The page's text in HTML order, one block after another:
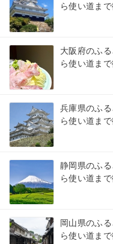
ら使い道まで
大阪府のふ
ら使い道まで
兵庫県のふ
ら使い道まで
静岡県のふ
ら使い道まで
岡山県のふ
ら使い道まで